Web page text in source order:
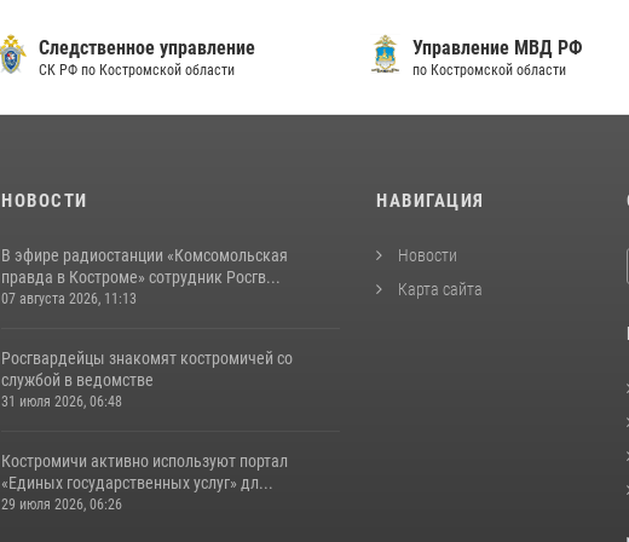
Следственное управление
СК РФ по Костромской области
Управление МВД РФ
по Костромской области
НОВОСТИ
В эфире радиостанции «Комсомольская
правда в Костроме» сотрудник Росгв...
07 августа 2026, 11:13
Росгвардейцы знакомят костромичей со
службой в ведомстве
31 июля 2026, 06:48
Костромичи активно используют портал
«Единых государственных услуг» дл...
29 июля 2026, 06:26
НАВИГАЦИЯ
Новости
Карта сайта